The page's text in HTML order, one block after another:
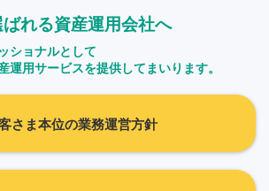
れる資産運用会社へ
ショナルとして
運用サービスを提供してまいります。
さま本位の業務運営方針